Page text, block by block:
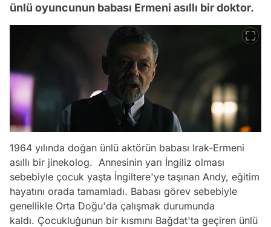
ünlü oyuncunun babası Ermeni asıllı bir doktor.
1964 yılında doğan ünlü aktörün babası Irak-Ermeni
asıllı bir jinekolog. Annesinin yarı İngiliz olması
sebebiyle çocuk yaşta İngiltere'ye taşınan Andy, eğitim
hayatını orada tamamladı. Babası görev sebebiyle
genellikle Orta Doğu'da çalışmak durumunda
kaldı. Çocukluğunun bir kısmını Bağdat'ta geçiren ünlü